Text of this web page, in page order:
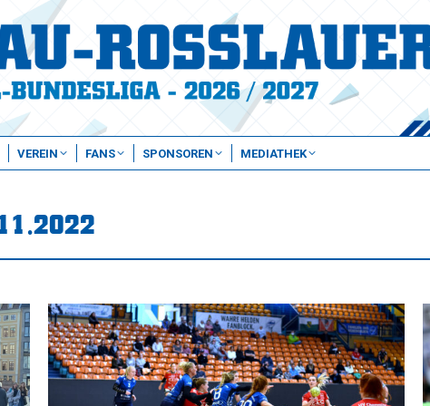
VEREIN FANS SPONSOREN MEDIATHEK